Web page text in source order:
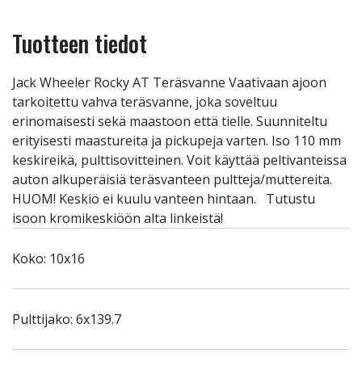
Tuotteen tiedot
Jack Wheeler Rocky AT Teräsvanne Vaativaan ajoon
tarkoitettu vahva teräsvanne, joka soveltuu
erinomaisesti sekä maastoon että tielle. Suunniteltu
erityisesti maastureita ja pickupeja varten. Iso 110 mm
keskireikä, pulttisovitteinen. Voit käyttää peltivanteissa
auton alkuperäisiä teräsvanteen pultteja/muttereita.
HUOM! Keskiö ei kuulu vanteen hintaan. Tutustu
isoon kromikeskiöön alta linkeistä!
Koko: 10x16
Pulttijako: 6x139.7